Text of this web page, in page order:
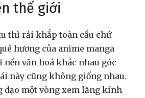
thế giới
thì rải khắp toàn cầu chứ
hương của anime manga
nền văn hoá khác nhau góc
này cũng không giống nhau.
dạo một vòng xem lăng kính